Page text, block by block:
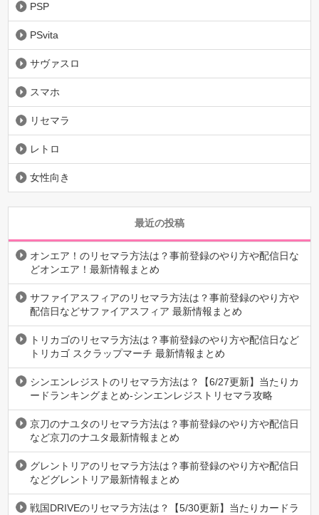
PSP
PSvita
サヴァスロ
スマホ
リセマラ
レトロ
女性向き
最近の投稿
オンエア！のリセマラ方法は？事前登録のやり方や配信日な
どオンエア！最新情報まとめ
サファイアスフィアのリセマラ方法は？事前登録のやり方や
配信日などサファイアスフィア 最新情報まとめ
トリカゴのリセマラ方法は？事前登録のやり方や配信日など
トリカゴ スクラップマーチ 最新情報まとめ
シンエンレジストのリセマラ方法は？【6/27更新】当たりカ
ードランキングまとめ-シンエンレジストリセマラ攻略
京刀のナユタのリセマラ方法は？事前登録のやり方や配信日
など京刀のナユタ最新情報まとめ
グレントリアのリセマラ方法は？事前登録のやり方や配信日
などグレントリア最新情報まとめ
戦国DRIVEのリセマラ方法は？【5/30更新】当たりカードラ